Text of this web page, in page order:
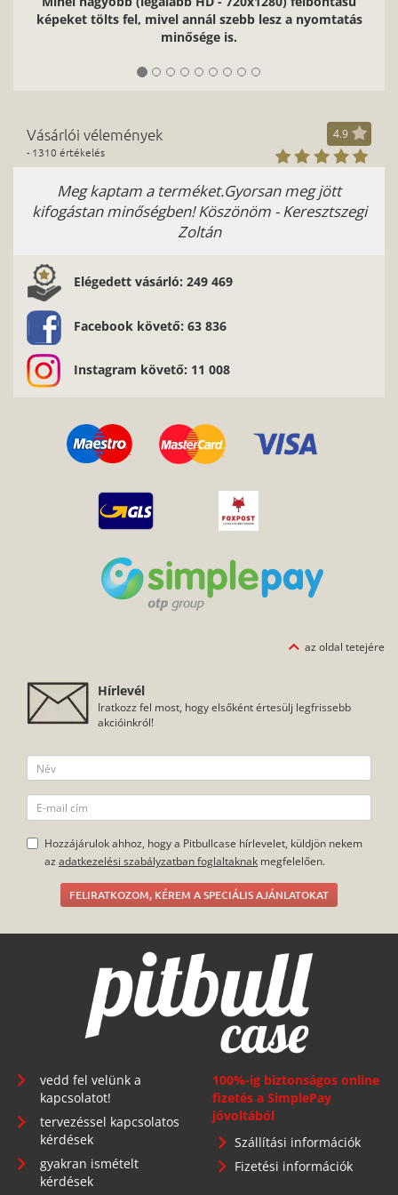
képeket tölts fel, mivel annál szebb lesz a nyomtatás
minősége is.
Vásárlói vélemények
- 1310 értékelés
4.9
Meg kaptam a terméket.Gyorsan meg jött
kifogástan minőségben! Köszönöm - Keresztszegi
Zoltán
Elégedett vásárló: 249 469
Facebook követő: 63 836
Instagram követő: 11 008
az oldal tetejére
Hírlevél
Iratkozz fel most, hogy elsőként értesülj legfrissebb
akcióinkról!
Hozzájárulok ahhoz, hogy a Pitbullcase hírlevelet, küldjön nekem
az adatkezelési szabályzatban foglaltaknak megfelelően.
FELIRATKOZOM, KÉREM A SPECIÁLIS AJÁNLATOKAT
vedd fel velünk a
kapcsolatot!
tervezéssel kapcsolatos
kérdések
gyakran ismételt
kérdések
100%-ig biztonságos online
fizetés a SimplePay
jóvoltából
Szállítási információk
Fizetési információk